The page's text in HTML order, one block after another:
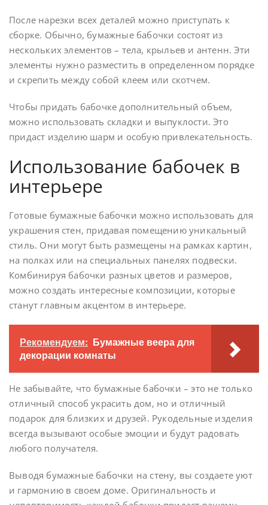
После нарезки всех деталей можно приступать к
сборке. Обычно, бумажные бабочки состоят из
нескольких элементов – тела, крыльев и антенн. Эти
элементы нужно разместить в определенном порядке
и скрепить между собой клеем или скотчем.
Чтобы придать бабочке дополнительный объем,
можно использовать складки и выпуклости. Это
придаст изделию шарм и особую привлекательность.
Использование бабочек в
интерьере
Готовые бумажные бабочки можно использовать для
украшения стен, придавая помещению уникальный
стиль. Они могут быть размещены на рамках картин,
на полках или на специальных панелях подвески.
Комбинируя бабочки разных цветов и размеров,
можно создать интересные композиции, которые
станут главным акцентом в интерьере.
Рекомендуем: Бумажные веера для
декорации комнаты
Не забывайте, что бумажные бабочки – это не только
отличный способ украсить дом, но и отличный
подарок для близких и друзей. Рукодельные изделия
всегда вызывают особые эмоции и будут радовать
любого получателя.
Выводя бумажные бабочки на стену, вы создаете уют
и гармонию в своем доме. Оригинальность и